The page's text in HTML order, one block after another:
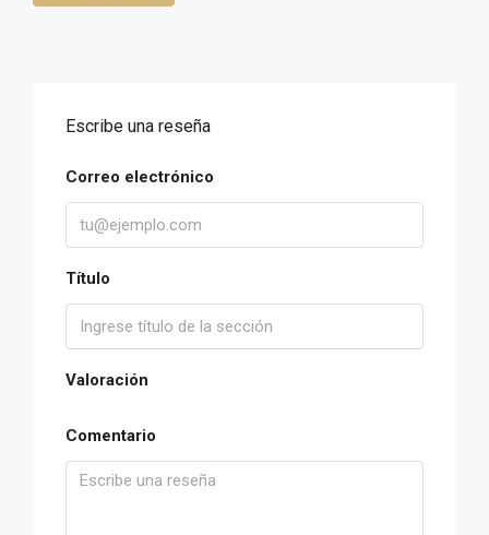
Escribe una reseña
Correo electrónico
Título
Valoración
Comentario